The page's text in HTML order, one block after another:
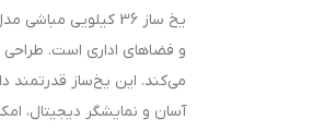
و فضاهای اداری است. طراحی
می‌کند. این یخ‌ساز قدرتمند
آسان و نمایشگر دیجیتال،